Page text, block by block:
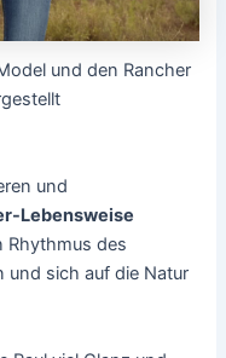
und den Rancher
und
Lebensweise
Rhythmus des
und sich auf die Natur